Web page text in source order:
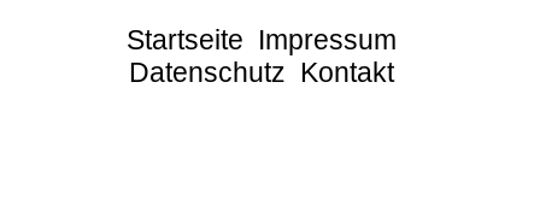
Startseite Impressum
Datenschutz Kontakt